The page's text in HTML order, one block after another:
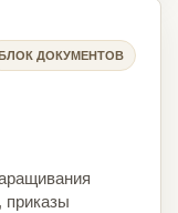
ДОКУМЕНТОВ
приказы